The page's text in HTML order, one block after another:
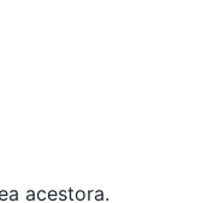
acestora.